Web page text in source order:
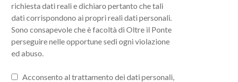
richiesta dati reali e dichiaro pertanto che tali
dati corrispondono ai propri reali dati personali.
Sono consapevole che è facoltà di Oltre il Ponte
perseguire nelle opportune sedi ogni violazione
ed abuso.
Acconsento al trattamento dei dati personali,